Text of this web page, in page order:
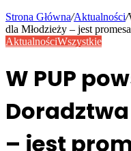
Strona Główna/Aktualności/
dla Młodzieży – jest
AktualnościWszystkie
W PUP
– jest